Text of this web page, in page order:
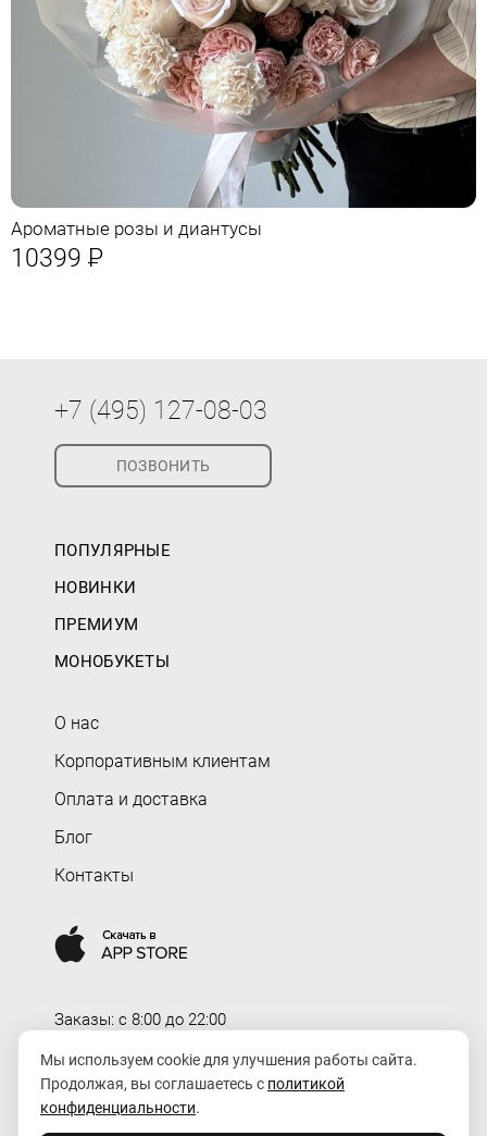
Ароматные розы и диантусы
10399 Р
+7 (495) 127-08-03
ПОЗВОНИТЬ
ПОПУЛЯРНЫЕ
НОВИНКИ
ПРЕМИУМ
МОНОБУКЕТЫ
О нас
Корпоративным клиентам
Оплата и доставка
Блог
Контакты
Заказы: c 8:00 до 22:00
Доставка: c 8:00 до 00:00
order@rozaexpress.ru
Мы используем cookie для улучшения работы сайта.
Продолжая, вы соглашаетесь с политикой
конфиденциальности.